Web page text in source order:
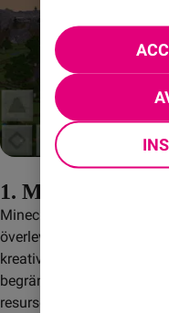
1. Minecraft
Minecraft är en klassiker
överleva i en
kreativt läge där du kan
begränsningar och ett
resurser och försvara dig